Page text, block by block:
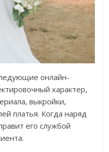
онлайн-
характер,
выкройки,
платья. Когда наряд
его службой